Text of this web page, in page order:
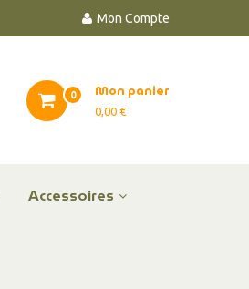
Mon Compte
Mon panier
0,00 €
0
Accessoires